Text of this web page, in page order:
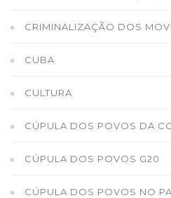
CRIMINALIZAÇÃO DOS
CUBA
CULTURA
CÚPULA DOS POVOS DA
CÚPULA DOS POVOS G20
CÚPULA DOS POVOS NO